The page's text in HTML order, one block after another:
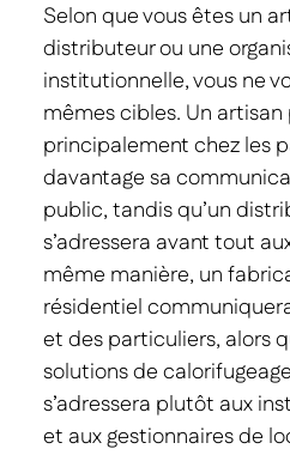
Selon que vous êtes un
distributeur ou une
institutionnelle, vous ne
mêmes cibles. Un
principalement chez les
davantage sa
public, tandis qu’un
s’adressera avant tout
même manière, un
résidentiel
et des particuliers, alors
solutions de
s’adressera plutôt aux
et aux gestionnaires de